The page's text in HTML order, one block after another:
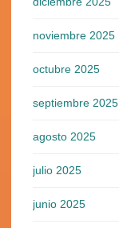
noviembre 2025
octubre 2025
septiembre 2025
agosto 2025
julio 2025
junio 2025